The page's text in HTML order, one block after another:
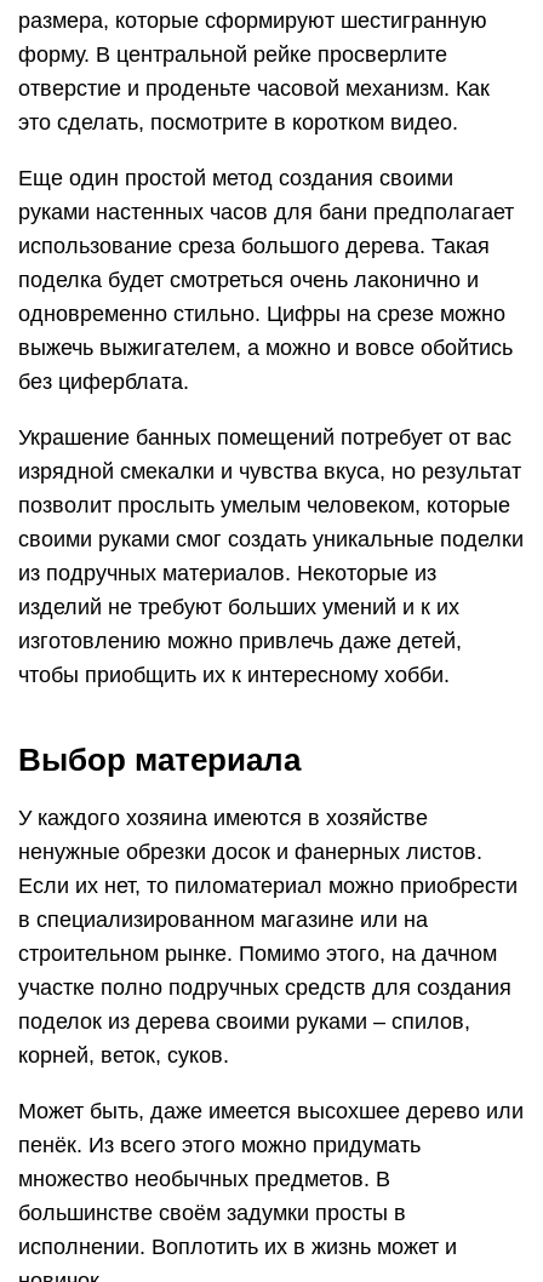
размера, которые сформируют шестигранную
форму. В центральной рейке просверлите
отверстие и проденьте часовой механизм. Как
это сделать, посмотрите в коротком видео.
Еще один простой метод создания своими
руками настенных часов для бани предполагает
использование среза большого дерева. Такая
поделка будет смотреться очень лаконично и
одновременно стильно. Цифры на срезе можно
выжечь выжигателем, а можно и вовсе обойтись
без циферблата.
Украшение банных помещений потребует от вас
изрядной смекалки и чувства вкуса, но результат
позволит прослыть умелым человеком, которые
своими руками смог создать уникальные поделки
из подручных материалов. Некоторые из
изделий не требуют больших умений и к их
изготовлению можно привлечь даже детей,
чтобы приобщить их к интересному хобби.
Выбор материала
У каждого хозяина имеются в хозяйстве
ненужные обрезки досок и фанерных листов.
Если их нет, то пиломатериал можно приобрести
в специализированном магазине или на
строительном рынке. Помимо этого, на дачном
участке полно подручных средств для создания
поделок из дерева своими руками – спилов,
корней, веток, суков.
Может быть, даже имеется высохшее дерево или
пенёк. Из всего этого можно придумать
множество необычных предметов. В
большинстве своём задумки просты в
исполнении. Воплотить их в жизнь может и